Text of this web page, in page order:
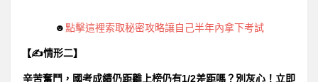
☻點擊這裡索取秘密攻略讓自己半年內拿下考試
【✍情形二】
辛苦奮鬥，國考成績仍距離上榜仍有1/2差距嗎？別灰心！立即